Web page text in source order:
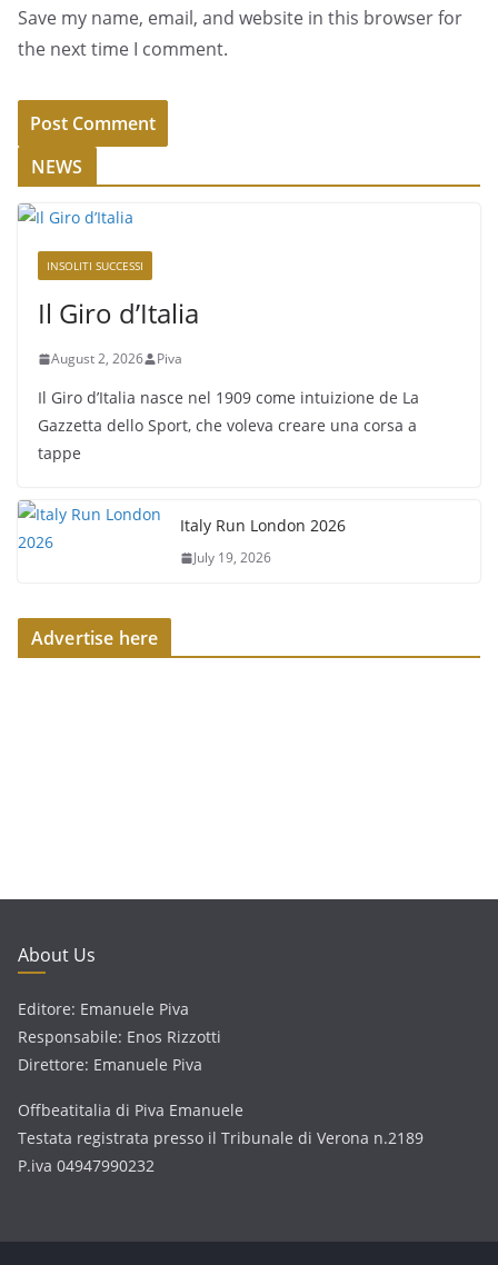
Save my name, email, and website in this browser for
the next time I comment.
NEWS
INSOLITI SUCCESSI
Il Giro d’Italia
August 2, 2026 Piva
Il Giro d’Italia nasce nel 1909 come intuizione de La
Gazzetta dello Sport, che voleva creare una corsa a
tappe
Italy Run London 2026
July 19, 2026
Advertise here
About Us
Editore: Emanuele Piva
Responsabile: Enos Rizzotti
Direttore: Emanuele Piva
Offbeatitalia di Piva Emanuele
Testata registrata presso il Tribunale di Verona n.2189
P.iva 04947990232